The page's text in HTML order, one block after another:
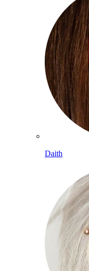
Daith